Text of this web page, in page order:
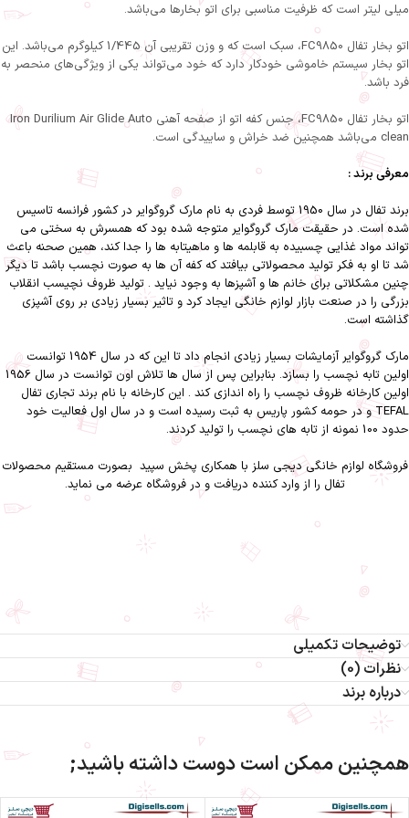
میلی لیتر است که ظرفیت مناسبی برای اتو بخارها می‌باشد.
اتو بخار تفال FC9850، سبک است که و وزن تقریبی آن 1/445 کیلوگرم می‌باشد. این
اتو بخار سیستم خاموشی خودکار دارد که خود می‌تواند یکی از ویژگی‌های منحصر به
فرد باشد.
اتو بخار تفال FC9850، جنس کفه اتو از صفحه آهنی Iron Durilium Air Glide Auto
clean می‌باشد همچنین ضد خراش و ساييدگی است.
معرفی برند :
برند تفال در سال 1950 توسط فردی به نام مارک گروگوایر در کشور فرانسه تاسیس
شده است. در حقیقت مارک گروگوایر متوجه شده بود که همسرش به سختی می
تواند مواد غذایی چسبیده به قابلمه ها و ماهیتابه ها را جدا کند، همین صحنه باعث
شد تا او به فکر تولید محصولاتی بیافتد که کفه آن ها به صورت نچسب باشد تا دیگر
چنین مشکلاتی برای خانم ها و آشپزها به وجود نیاید . تولید ظروف نچیسب انقلاب
بزرگی را در صنعت بازار لوازم خانگی ایجاد کرد و تاثیر بسیار زیادی بر روی آشپزی
گذاشته است.
مارک گروگوایر آزمایشات بسیار زیادی انجام داد تا این که در سال 1954 توانست
اولین تابه نچسب را بسازد. بنابراین پس از سال ها تلاش اون توانست در سال 1956
اولین کارخانه ظروف نچسب را راه اندازی کند . این کارخانه با نام برند تجاری تفال
TEFAL و در حومه کشور پاریس به ثبت رسیده است و در سال اول فعالیت خود
حدود 100 نمونه از تابه های نچسب را تولید کردند.
فروشگاه لوازم خانگی دیجی سلز با همکاری پخش سپید بصورت مستقیم محصولات
تفال را از وارد کننده دریافت و در فروشگاه عرضه می نماید.
اتوبخار-تفال-لوازم خانگی-دیجی سلز-نظافت و شستشو
توضیحات تکمیلی
نظرات (0)
درباره برند
همچنین ممکن است دوست داشته باشید;